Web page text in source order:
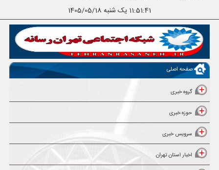
11:51:42 یک شنبه 1405/05/18
صفحه اصلی
گروه خبری
حوزه خبری
سرویس خبری
اخبار استان تهران